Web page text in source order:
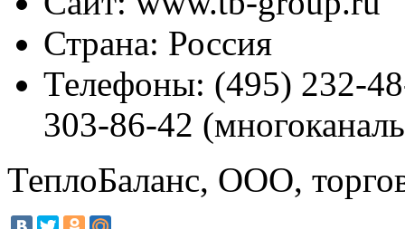
Страна: Россия
Телефоны: (495) 232-
303-86-42
ТеплоБаланс, ООО,